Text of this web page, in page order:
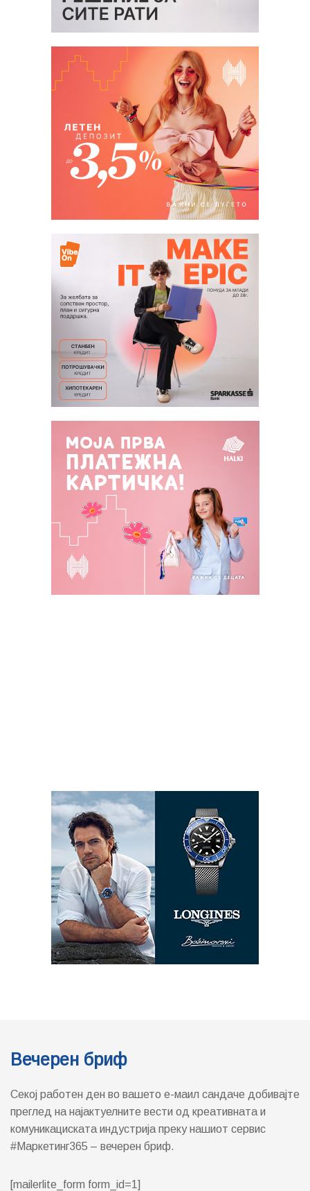
Вечерен бриф
Секој работен ден во вашето е-маил сандаче добивајте
преглед на најактуелните вести од креативната и
комуникациската индустрија преку нашиот сервис
#Маркетинг365 – вечерен бриф.
[mailerlite_form form_id=1]